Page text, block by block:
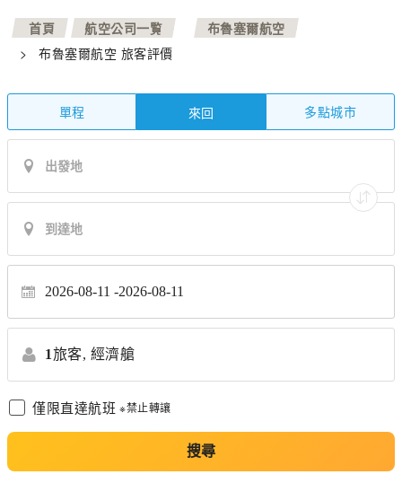
首頁 >
航空公司一覧 >
布魯塞爾航空
>
布魯塞爾航空 旅客評價
單程 來回 多點城市
2026-08-11 2026-08-11
1旅客, 經濟艙
僅限直達航班 ※禁止轉讓
搜尋